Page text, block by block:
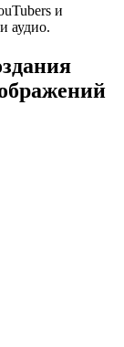
и
аудио.